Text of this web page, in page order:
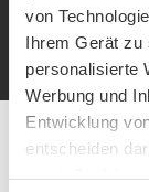
von
Ihrem Gerät zu
personalisierte
Werbung und
Entwicklung
entscheiden
Alle Spiele